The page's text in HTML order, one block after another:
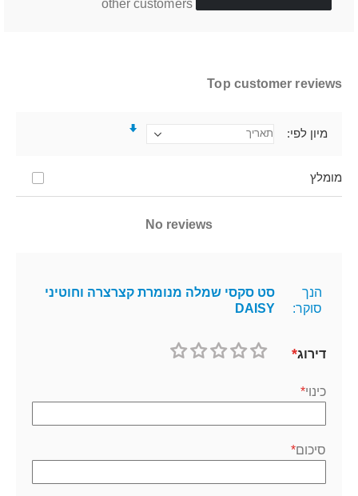
other customers
Top customer reviews
מומלץ
מיון לפי
No reviews
הנך
סוקר:
סט סקסי שמלה מנומרת קצרצרה וחוטיני
DAISY
דירוג
כינוי
סיכום